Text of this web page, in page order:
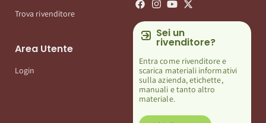
Trova rivenditore
Area Utente
Login
Sei un
rivenditore?
Entra come rivenditore e
scarica materiali informativi
sulla azienda, etichette,
manuali e tanto altro
materiale.